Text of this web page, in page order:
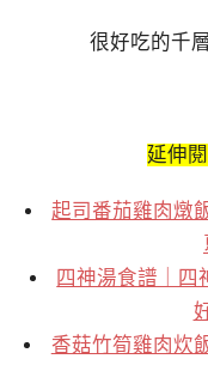
很好吃的千
延伸
起司番茄雞肉燉
四神湯食譜｜四
香菇竹筍雞肉炊